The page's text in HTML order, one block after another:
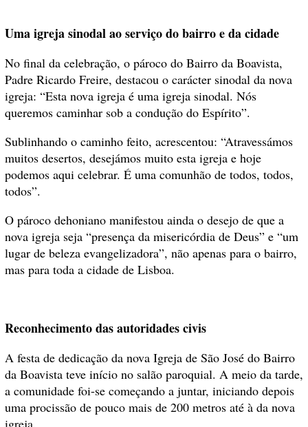
Uma igreja sinodal ao serviço do bairro e da cidade
No final da celebração, o pároco do Bairro da Boavista,
Padre Ricardo Freire, destacou o carácter sinodal da nova
igreja: “Esta nova igreja é uma igreja sinodal. Nós
queremos caminhar sob a condução do Espírito”.
Sublinhando o caminho feito, acrescentou: “Atravessámos
muitos desertos, desejámos muito esta igreja e hoje
podemos aqui celebrar. É uma comunhão de todos, todos,
todos”.
O pároco dehoniano manifestou ainda o desejo de que a
nova igreja seja “presença da misericórdia de Deus” e “um
lugar de beleza evangelizadora”, não apenas para o bairro,
mas para toda a cidade de Lisboa.
Reconhecimento das autoridades civis
A festa de dedicação da nova Igreja de São José do Bairro
da Boavista teve início no salão paroquial. A meio da tarde,
a comunidade foi-se começando a juntar, iniciando depois
uma procissão de pouco mais de 200 metros até à da nova
igreja.